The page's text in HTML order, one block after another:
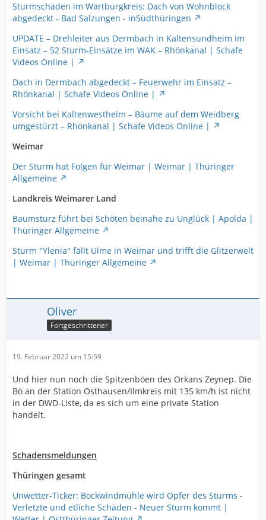
Sturmschäden im Wartburgkreis: Dach von Wohnblock
abgedeckt - Bad Salzungen - inSüdthüringen
UPDATE – Drehleiter aus Dermbach in Kaltensundheim im
Einsatz – 52 Sturm-Einsätze im WAK – Rhönkanal | Schafe
Videos Online |
Dach in Dermbach abgedeckt – Feuerwehr im Einsatz –
Rhönkanal | Schafe Videos Online |
Vorsicht bei Kaltenwestheim – Bäume auf dem Weidberg
umgestürzt – Rhönkanal | Schafe Videos Online |
Weimar
Der Sturm hat Folgen für Weimar | Weimar | Thüringer
Allgemeine
Landkreis Weimarer Land
Baumsturz führt bei Schöten beinahe zu Unglück | Apolda |
Thüringer Allgemeine
Sturm "Ylenia" fällt Ulme in Weimar und trifft die Glitzerwelt
| Weimar | Thüringer Allgemeine
Oliver
Fortgeschrittener
19. Februar 2022 um 15:59
Und hier nun noch die Spitzenböen des Orkans Zeynep. Die
Bö an der Station Osthausen/Ilmkreis mit 135 km/h ist nicht
in der DWD-Liste, da es sich um eine private Station
handelt.
Schadensmeldungen
Thüringen gesamt
Unwetter-Ticker: Bockwindmühle wird Opfer des Sturms -
Verletzte und etliche Schäden - Neuer Sturm kommt |